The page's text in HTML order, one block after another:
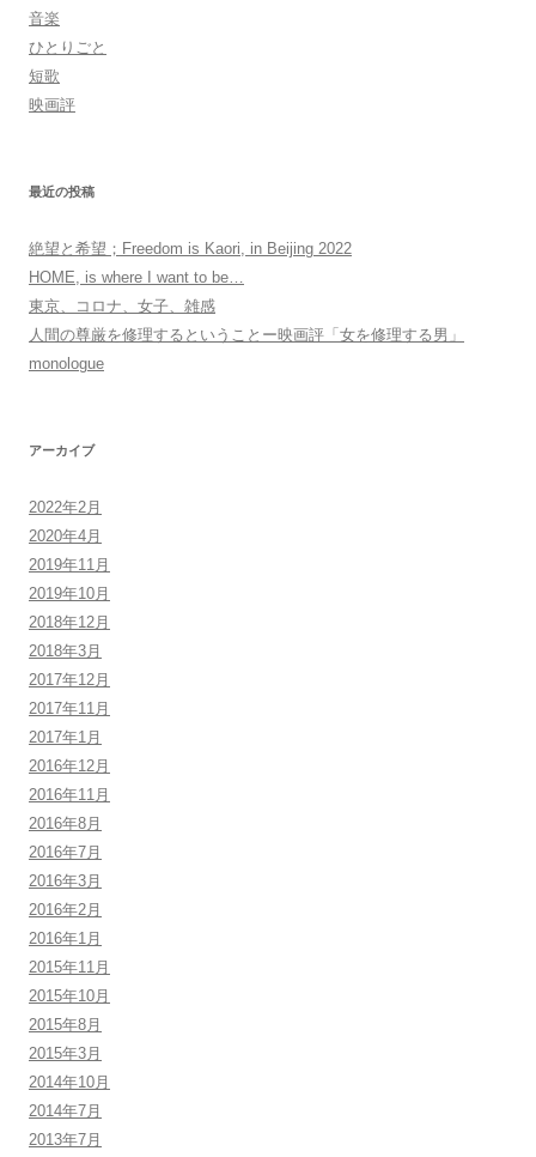
音楽
ひとりごと
短歌
映画評
最近の投稿
絶望と希望；Freedom is Kaori, in Beijing 2022
HOME, is where I want to be…
東京、コロナ、女子、雑感
人間の尊厳を修理するということー映画評「女を修理する男」
monologue
アーカイブ
2022年2月
2020年4月
2019年11月
2019年10月
2018年12月
2018年3月
2017年12月
2017年11月
2017年1月
2016年12月
2016年11月
2016年8月
2016年7月
2016年3月
2016年2月
2016年1月
2015年11月
2015年10月
2015年8月
2015年3月
2014年10月
2014年7月
2013年7月